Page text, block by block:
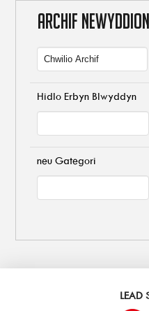
ARCHIF NEWYDDION
Hidlo Erbyn Blwyddyn
neu Gategori
LEAD